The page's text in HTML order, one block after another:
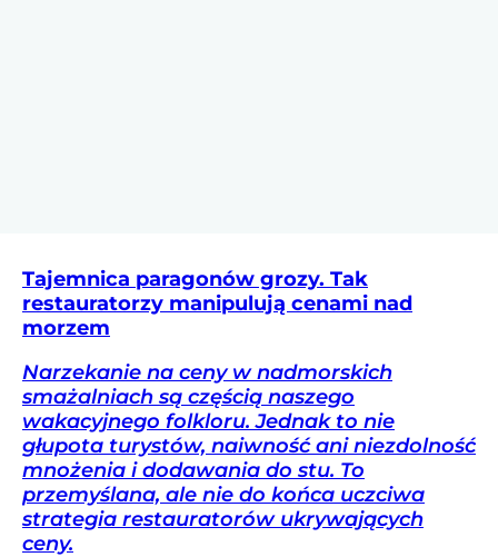
Tajemnica paragonów grozy. Tak
restauratorzy manipulują cenami nad
morzem
Narzekanie na ceny w nadmorskich
smażalniach są częścią naszego
wakacyjnego folkloru. Jednak to nie
głupota turystów, naiwność ani niezdolność
mnożenia i dodawania do stu. To
przemyślana, ale nie do końca uczciwa
strategia restauratorów ukrywających
ceny.